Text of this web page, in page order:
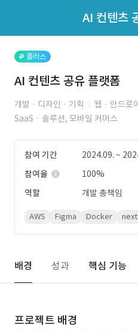
AI 컨텐츠
지원자 목록 바로가기
플러스
AI 컨텐츠 공유 플랫폼
개발 · 디자인 · 기획 웹 · 안드로
SaaSㆍ솔루션, 모바일 커머스
참여 기간
2024.09. ~
참여율
100%
역할
개발 총책임
AWS Figma Docker
배경 성과 핵심 기능
프로젝트 배경